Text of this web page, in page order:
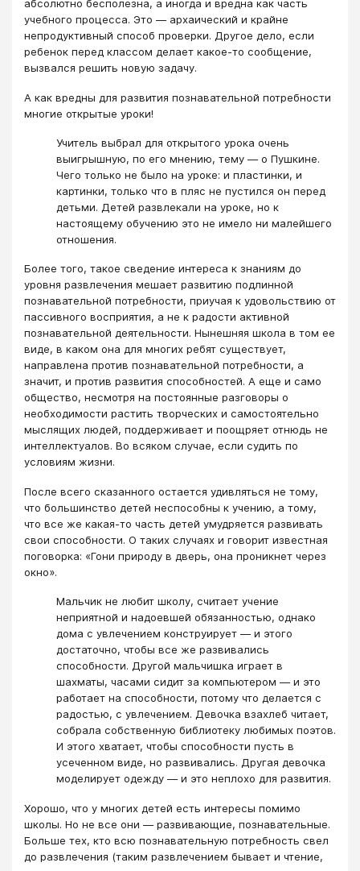
абсолютно бесполезна, а иногда и вредна как часть
учебного процесса. Это ― архаический и крайне
непродуктивный способ проверки. Другое дело, если
ребенок перед классом делает какое-то сообщение,
вызвался решить новую задачу.
А как вредны для развития познавательной потребности
многие открытые уроки!
Учитель выбрал для открытого урока очень
выигрышную, по его мнению, тему ― о Пушкине.
Чего только не было на уроке: и пластинки, и
картинки, только что в пляс не пустился он перед
детьми. Детей развлекали на уроке, но к
настоящему обучению это не имело ни малейшего
отношения.
Более того, такое сведение интереса к знаниям до
уровня развлечения мешает развитию подлинной
познавательной потребности, приучая к удовольствию от
пассивного восприятия, а не к радости активной
познавательной деятельности. Нынешняя школа в том ее
виде, в каком она для многих ребят существует,
направлена против познавательной потребности, а
значит, и против развития способностей. А еще и само
общество, несмотря на постоянные разговоры о
необходимости растить творческих и самостоятельно
мыслящих людей, поддерживает и поощряет отнюдь не
интеллектуалов. Во всяком случае, если судить по
условиям жизни.
После всего сказанного остается удивляться не тому,
что большинство детей неспособны к учению, а тому,
что все же какая-то часть детей умудряется развивать
свои способности. О таких случаях и говорит известная
поговорка: «Гони природу в дверь, она проникнет через
окно».
Мальчик не любит школу, считает учение
неприятной и надоевшей обязанностью, однако
дома с увлечением конструирует ― и этого
достаточно, чтобы все же развивались
способности. Другой мальчишка играет в
шахматы, часами сидит за компьютером ― и это
работает на способности, потому что делается с
радостью, с увлечением. Девочка взахлеб читает,
собрала собственную библиотеку любимых поэтов.
И этого хватает, чтобы способности пусть в
усеченном виде, но развивались. Другая девочка
моделирует одежду ― и это неплохо для развития.
Хорошо, что у многих детей есть интересы помимо
школы. Но не все они ― развивающие, познавательные.
Больше тех, кто всю познавательную потребность свел
до развлечения (таким развлечением бывает и чтение,